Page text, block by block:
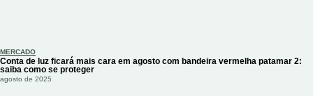
MERCADO
Conta de luz ficará mais cara em agosto com bandeira vermelha patamar 2:
saiba como se proteger
agosto de 2025